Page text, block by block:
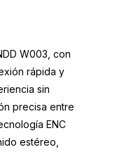
W003, con
rápida y
sin
precisa entre
ENC
estéreo,